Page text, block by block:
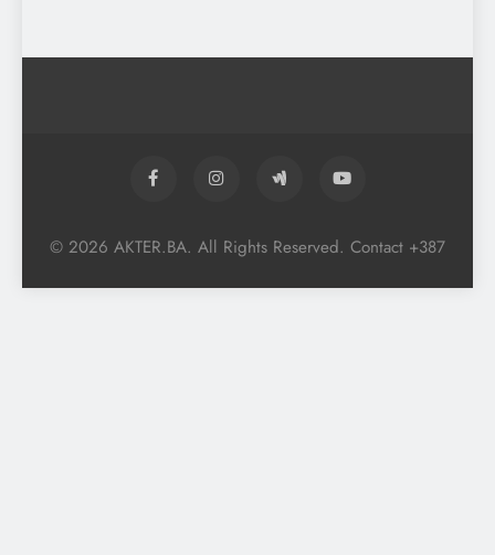
© 2026 AKTER.BA. All Rights Reserved. Contact +387